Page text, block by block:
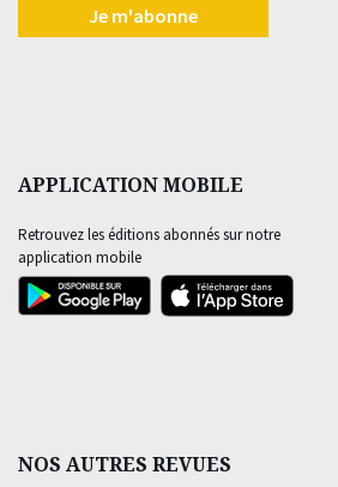
Je m'abonne
APPLICATION MOBILE
Retrouvez les éditions abonnés sur notre
application mobile
NOS AUTRES REVUES